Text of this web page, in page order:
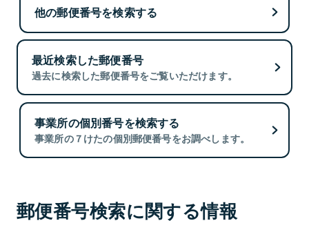
他の郵便番号を検索する
最近検索した郵便番号
過去に検索した郵便番号をご覧いただけます。
事業所の個別番号を検索する
事業所の７けたの個別郵便番号をお調べします。
郵便番号検索に関する情報